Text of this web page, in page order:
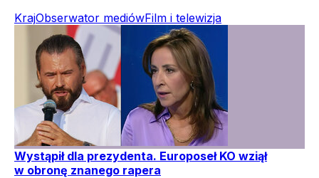
KrajObserwator mediówFilm i telewizja
Wystąpił dla prezydenta. Europoseł KO wziął
w obronę znanego rapera